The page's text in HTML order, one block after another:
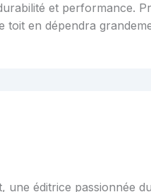
et performance.
toit en dépendra
une éditrice passionnée